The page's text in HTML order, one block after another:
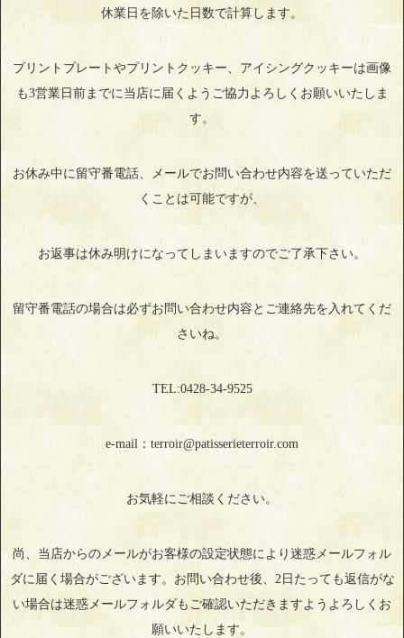
休業日を除いた日数で計算します。
プリントプレートやプリントクッキー、アイシングクッキーは画像
も3営業日前までに当店に届くようご協力よろしくお願いいたしま
す。
お休み中に留守番電話、メールでお問い合わせ内容を送っていただ
くことは可能ですが、
お返事は休み明けになってしまいますのでご了承下さい。
留守番電話の場合は必ずお問い合わせ内容とご連絡先を入れてくだ
さいね。
TEL:0428‐34‐9525
e-mail：terroir@patisserieterroir.com
お気軽にご相談ください。
尚、当店からのメールがお客様の設定状態により迷惑メールフォル
ダに届く場合がございます。お問い合わせ後、2日たっても返信がな
い場合は迷惑メールフォルダもご確認いただきますようよろしくお
願いいたします。